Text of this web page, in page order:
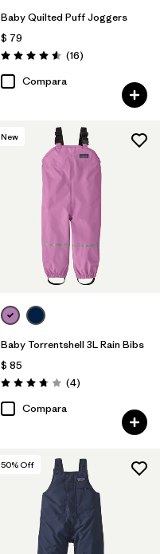
Baby Quilted Puff Joggers
$ 79
Valoración: 4.6 / 5
(16Comentarios
)
Compara
New
Baby Torrentshell 3L Rain Bibs
$ 85
Valoración: 3.8 / 5
(4Comentarios
)
Compara
50% Off